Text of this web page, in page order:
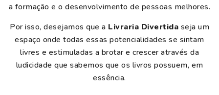
a formação e o desenvolvimento de pessoas melhores.
Por isso, desejamos que a Livraria Divertida seja um
espaço onde todas essas potencialidades se sintam
livres e estimuladas a brotar e crescer através da
ludicidade que sabemos que os livros possuem, em
essência.